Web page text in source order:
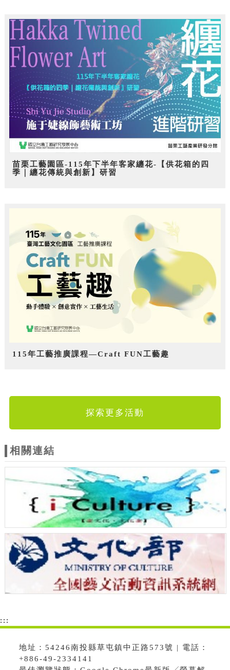
苗栗工藝園區-115年下半年客家纏花-【供花箱的四
季｜纏花傳統與創新】研習
115年工藝推廣課程—Craft FUN工藝趣
探索更多活動
相關連結
:::
地址：54246南投縣草屯鎮中正路573號 | 電話：
+886-49-2334141